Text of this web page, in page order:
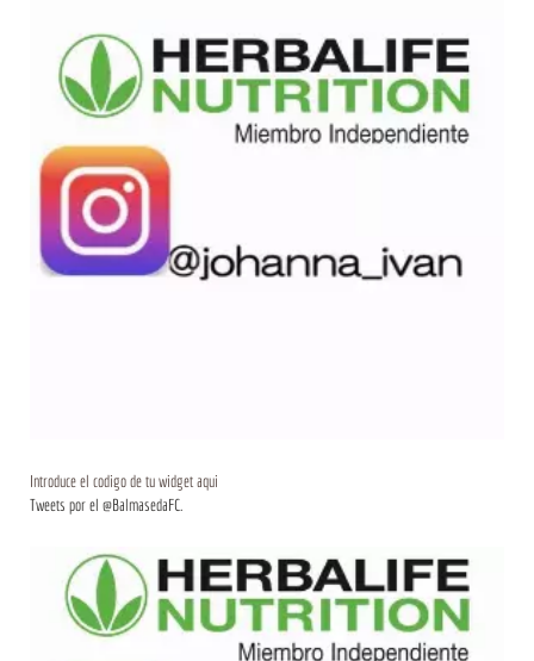
Introduce el codigo de tu widget aqui
Tweets por el @BalmasedaFC.